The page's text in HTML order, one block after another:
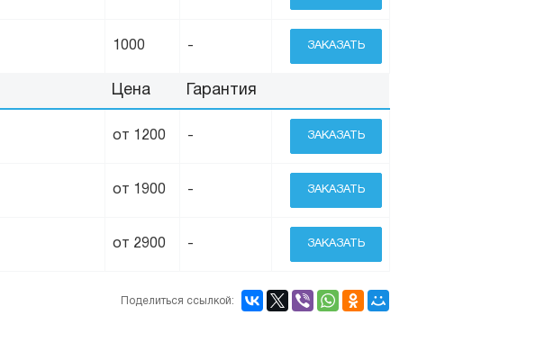
1000 - ЗАКАЗАТЬ
Цена Гарантия
от 1200 - ЗАКАЗАТЬ
от 1900 - ЗАКАЗАТЬ
от 2900 - ЗАКАЗАТЬ
Поделиться ссылкой: